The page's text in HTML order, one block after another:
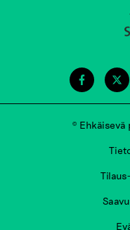
© Ehkäisevä